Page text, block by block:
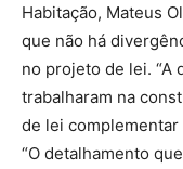
Habitação, Mateus
que não há
no projeto de lei. “A
trabalharam na
de lei
“O detalhamento